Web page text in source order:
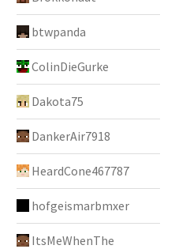
btwpanda
ColinDieGurke
Dakota75
DankerAir7918
HeardCone467787
hofgeismarbmxer
ItsMeWhenThe